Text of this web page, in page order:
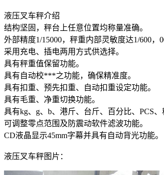
液压叉车秤介绍
结构坚固，秤台上任意位置均称量准确。
外部精度1/15000，秤重内部灵敏度达1/600，
采用充电、插电两用方式供选择。
具有秤重值保留功能。
具有自动校***之功能，确保精准度。
具有扣重、预先扣重、自动扣重设定功能。
具有毛重、净重切换功能。
具有kg、g、b、港斤、台斤、百分比、PCS、
可调整零点范围及防震动软件滤波功能。
CD液晶显示45mm字幕并具有自动背光功能。
液压叉车秤图片：